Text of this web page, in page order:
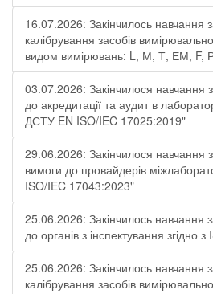
16.07.2026: Закінчилось навчання
калібрування засобів
видом вимірювань: L, М, Т, ЕМ, F,
03.07.2026: Закінчилося навчання
до акредитації та аудит в
ДСТУ EN ISO/IEC 17025:2019"
29.06.2026: Закінчилося навчання
вимоги до провайдерів
ISO/IEC 17043:2023"
25.06.2026: Закінчилось навчання
до органів з інспектування згідно
25.06.2026: Закінчилось навчання
калібрування засобів